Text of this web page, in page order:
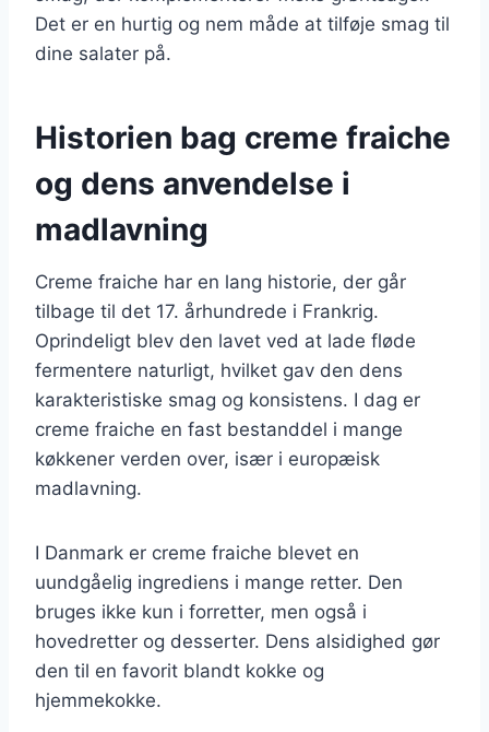
Det er en hurtig og nem måde at tilføje smag til
dine salater på.
Historien bag creme fraiche
og dens anvendelse i
madlavning
Creme fraiche har en lang historie, der går
tilbage til det 17. århundrede i Frankrig.
Oprindeligt blev den lavet ved at lade fløde
fermentere naturligt, hvilket gav den dens
karakteristiske smag og konsistens. I dag er
creme fraiche en fast bestanddel i mange
køkkener verden over, især i europæisk
madlavning.
I Danmark er creme fraiche blevet en
uundgåelig ingrediens i mange retter. Den
bruges ikke kun i forretter, men også i
hovedretter og desserter. Dens alsidighed gør
den til en favorit blandt kokke og
hjemmekokke.